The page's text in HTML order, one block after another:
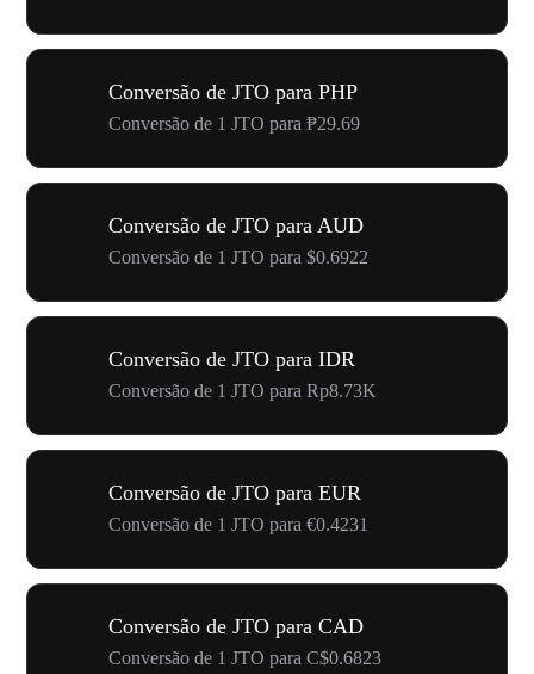
Conversão de JTO para PHP
Conversão de 1 JTO para ₱29.69
Conversão de JTO para AUD
Conversão de 1 JTO para $0.6922
Conversão de JTO para IDR
Conversão de 1 JTO para Rp8.73K
Conversão de JTO para EUR
Conversão de 1 JTO para €0.4231
Conversão de JTO para CAD
Conversão de 1 JTO para C$0.6823